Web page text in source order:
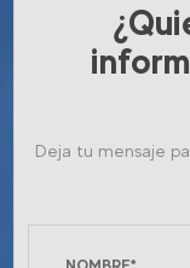
Deja tu mensaje